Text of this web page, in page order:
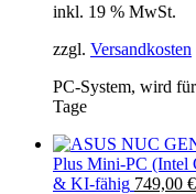
inkl. 19 % MwSt.
zzgl. Versandkosten
PC-System, wird
Tage
Plus Mini-PC (Intel
& KI-fähig 749,00 €